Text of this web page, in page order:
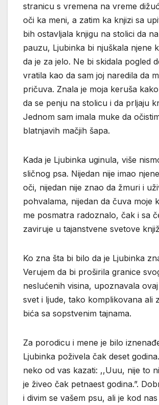
stranicu s vremena na vreme
oči ka meni, a zatim ka knjizi sa
bih ostavljala knjigu na stolici da
pauzu, Ljubinka bi njuškala njene
da je za jelo. Ne bi skidala pogled
vratila kao da sam joj naredila da
pričuva. Znala je moja keruša
da se penju na stolicu i da prljaju
Jednom sam imala muke da
blatnjavih mačjih šapa.
Kada je Ljubinka uginula, više
sličnog psa. Nijedan nije imao
oči, nijedan nije znao da žmuri i
pohvalama, nijedan da čuva moje
me posmatra radoznalo, čak i sa
zaviruje u tajanstvene svetove
Ko zna šta bi bilo da je Ljubinka
Verujem da bi proširila granice
neslućenih visina, upoznavala
svet i ljude, tako komplikovana ali
bića sa sopstvenim tajnama.
Za porodicu i mene je bilo
Ljubinka poživela čak deset
neko od vas kazati: ,,Uuu, nije to
je živeo čak petnaest godina.”.
i divim se vašem psu, ali je kod